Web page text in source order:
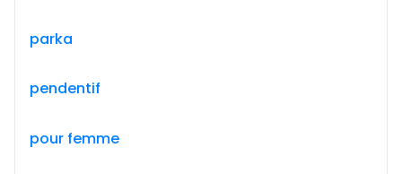
parka
pendentif
pour femme